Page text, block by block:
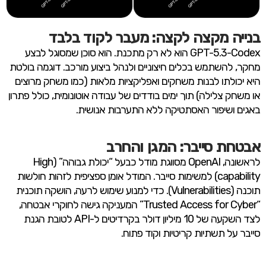
בנייה מקצה לקצה: מעבר לקוד בלבד
GPT-5.3-Codex הוא לא רק מתכנת. הוא סוכן שמסוגל לבצע
מחקר, להשתמש בכלים חיצוניים ולנהל ביצוע מורכב. דוגמה בולטת
היא יכולתו לבנות משחקים ואפליקציות מלאות (כמו משחק מרוצים
או משחק צלילה) תוך ימים בודדים של עבודה אוטונומית, כולל פתרון
באגים ושיפור האסתטיקה ללא התערבות אנושית.
אבטחת סייבר: המגן והחרב
לראשונה, OpenAI מסווגת מודל כבעל “יכולת גבוהה” (High
capability) למשימות סייבר. המודל אומן ספציפית לזהות חולשות
תוכנה (Vulnerabilities). כדי למנוע שימוש לרעה, הושקה תוכנית
“Trusted Access for Cyber” המעניקה גישה לחוקרי אבטחה,
לצד השקעה של 10 מיליון דולר בקרדיטים ל-API לטובת הגנת
סייבר על תשתיות קריטיות וקוד פתוח.